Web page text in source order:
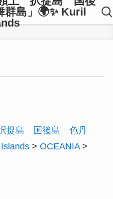
島」🌍✨ Kuril
捉島 国後島 色丹
> OCEANIA>